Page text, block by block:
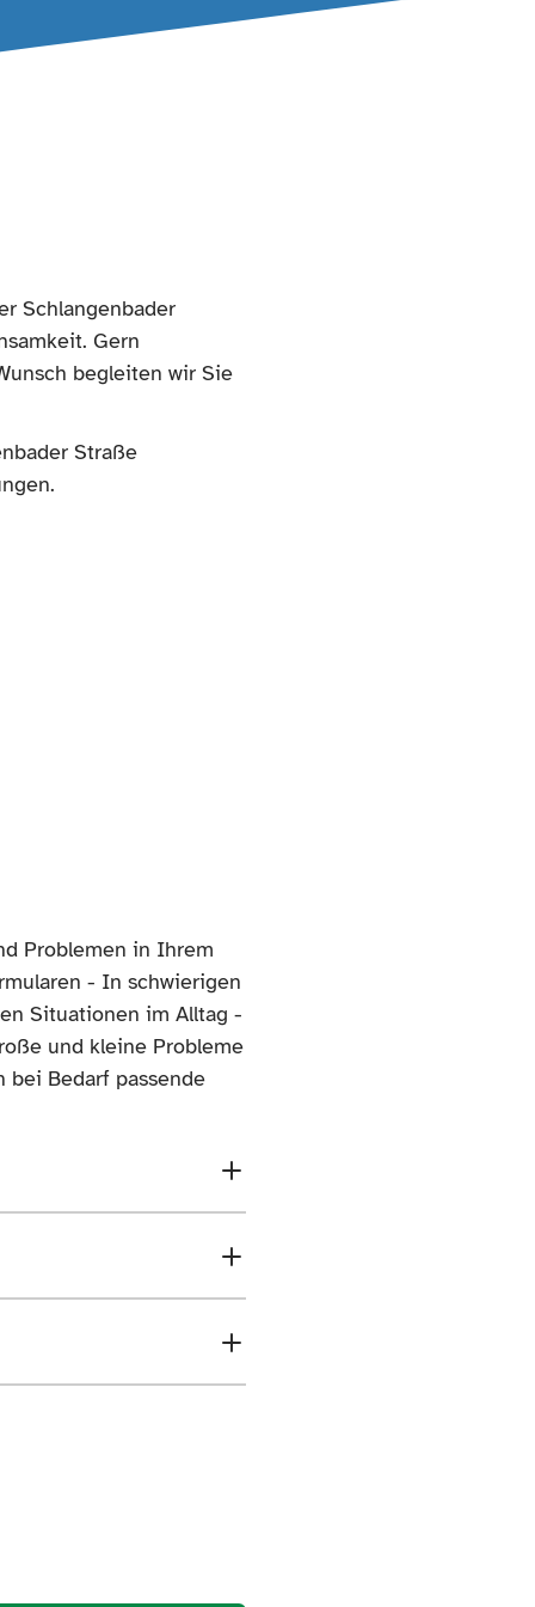
Schlangenbader
Gern
begleiten wir Sie
Straße
Problemen in Ihrem
- In schwierigen
Situationen im Alltag -
und kleine Probleme
Bedarf passende